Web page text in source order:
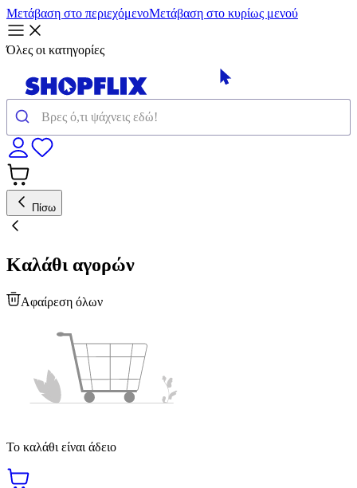
Μετάβαση στο περιεχόμενοΜετάβαση στο κυρίως μενού
Όλες οι κατηγορίες
Πίσω
Καλάθι αγορών
Αφαίρεση όλων
Το καλάθι είναι άδειο